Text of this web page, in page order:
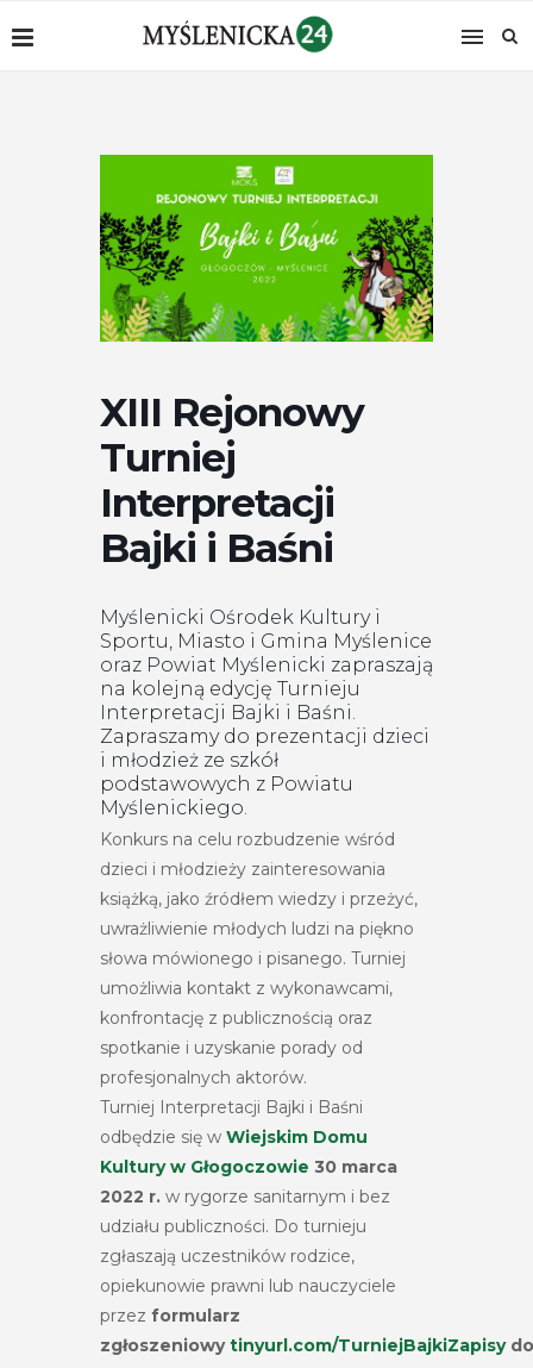
XIII Rejonowy
Turniej
Interpretacji
Bajki i Baśni
Myślenicki Ośrodek Kultury i
Sportu, Miasto i Gmina Myślenice
oraz Powiat Myślenicki zapraszają
na kolejną edycję Turnieju
Interpretacji Bajki i Baśni.
Zapraszamy do prezentacji dzieci
i młodzież ze szkół
podstawowych z Powiatu
Myślenickiego.
Konkurs na celu rozbudzenie wśród
dzieci i młodzieży zainteresowania
książką, jako źródłem wiedzy i przeżyć,
uwrażliwienie młodych ludzi na piękno
słowa mówionego i pisanego. Turniej
umożliwia kontakt z wykonawcami,
konfrontację z publicznością oraz
spotkanie i uzyskanie porady od
profesjonalnych aktorów.
Turniej Interpretacji Bajki i Baśni
odbędzie się w Wiejskim Domu
Kultury w Głogoczowie 30 marca
2022 r. w rygorze sanitarnym i bez
udziału publiczności. Do turnieju
zgłaszają uczestników rodzice,
opiekunowie prawni lub nauczyciele
przez formularz
zgłoszeniowytinyurl.com/TurniejBajkiZapisydo